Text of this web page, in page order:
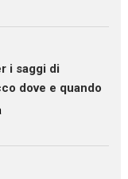
i saggi di
dove e quando